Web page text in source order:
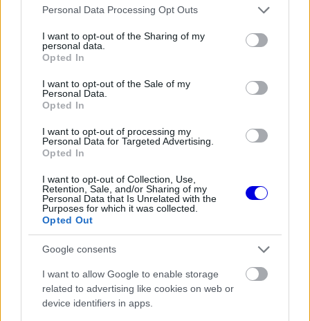
Please note that this website/app uses one or more Google
not limited to your visit or usage behaviour. You may click to
grant or deny consent to Google and its third-party tags to
use your data for below specified purposes in below Google
consent section.
Personal Data Processing Opt Outs
I want to opt-out of the Sharing of my
personal data.
Opted In
I want to opt-out of the Sale of my
Personal Data.
Opted In
I want to opt-out of processing my
Personal Data for Targeted Advertising.
Opted In
I want to opt-out of Collection, Use,
Retention, Sale, and/or Sharing of my
Personal Data that Is Unrelated with the
Purposes for which it was collected.
Opted Out
Google consents
I want to allow Google to enable storage
related to advertising like cookies on web or
device identifiers in apps.
loading.
modal
window.
The media could not be loaded, either because
the server or network failed or because the format
is not supported.
Szintén a lehetséges forgatókönyvek között
szerepel a visszanyert energia mennyiségének
drasztikus csökkentése, amelyet a japán hétvégén
már élesben is vizsgáltak. Az eddigi 9 MJ helyett
a 6 MJ-os limittel a pilótáknak kevesebbet kellene
a kanyarok előtt kigurulniuk, sőt, az extrém
spórolás is háttérbe szorulhatna. Ennek a